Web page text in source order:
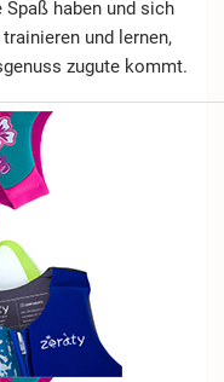
haben und sich
und lernen,
zugute kommt.